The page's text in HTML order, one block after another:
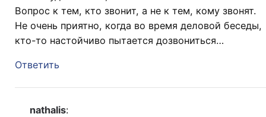
Вопрос к тем, кто звонит, а не к тем, кому звонят.
Не очень приятно, когда во время деловой беседы,
кто-то настойчиво пытается дозвониться…
Ответить
nathalis: